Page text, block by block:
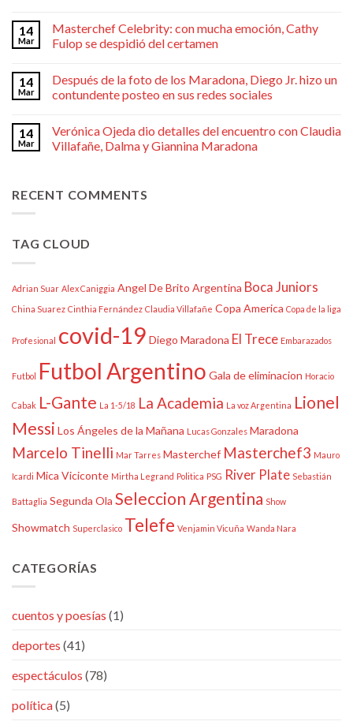
14
Mar
Masterchef Celebrity: con mucha emoción, Cathy
Fulop se despidió del certamen
14
Mar
Después de la foto de los Maradona, Diego Jr. hizo un
contundente posteo en sus redes sociales
14
Mar
Verónica Ojeda dio detalles del encuentro con Claudia
Villafañe, Dalma y Giannina Maradona
RECENT COMMENTS
TAG CLOUD
Adrian Suar Alex Caniggia Angel De Brito Argentina Boca Juniors
China Suarez Cinthia Fernández Claudia Villafañe Copa America Copa de la liga
Profesional covid-19 Diego Maradona El Trece Embarazados
Futbol Futbol Argentino Gala de eliminacion Horacio
Cabak L-Gante La 1-5/18 La Academia La voz Argentina Lionel
Messi Los Ángeles de la Mañana Lucas Gonzales Maradona
Marcelo Tinelli Mar Tarres Masterchef Masterchef3 Mauro
Icardi Mica Viciconte Mirtha Legrand Politica PSG River Plate Sebastián
Battaglia Segunda Ola Seleccion Argentina Show
Showmatch Superclasico Telefe Venjamin Vicuña Wanda Nara
CATEGORÍAS
cuentos y poesías (1)
deportes (41)
espectáculos (78)
política(5)